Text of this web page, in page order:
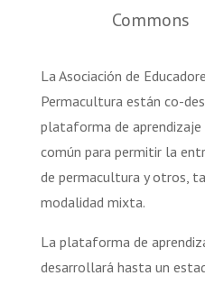
Commons
La Asociación de
Permacultura están co-
plataforma de
común para permitir la
de permacultura y otros,
modalidad mixta.
La plataforma de
desarrollará hasta un